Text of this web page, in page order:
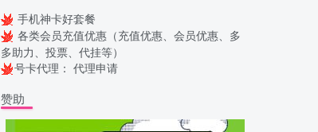
手机神卡好套餐
各类会员充值优惠（充值优惠、会员优惠、多
多助力、投票、代挂等）
号卡代理： 代理申请
赞助